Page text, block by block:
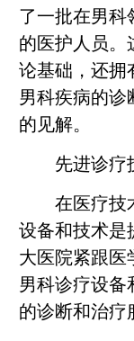
了一批在男科
的医护人员。
论基础，还拥
男科疾病的诊
的见解。
先进诊疗
在医疗技术
设备和技术是
大医院紧跟医
男科诊疗设备
的诊断和治疗